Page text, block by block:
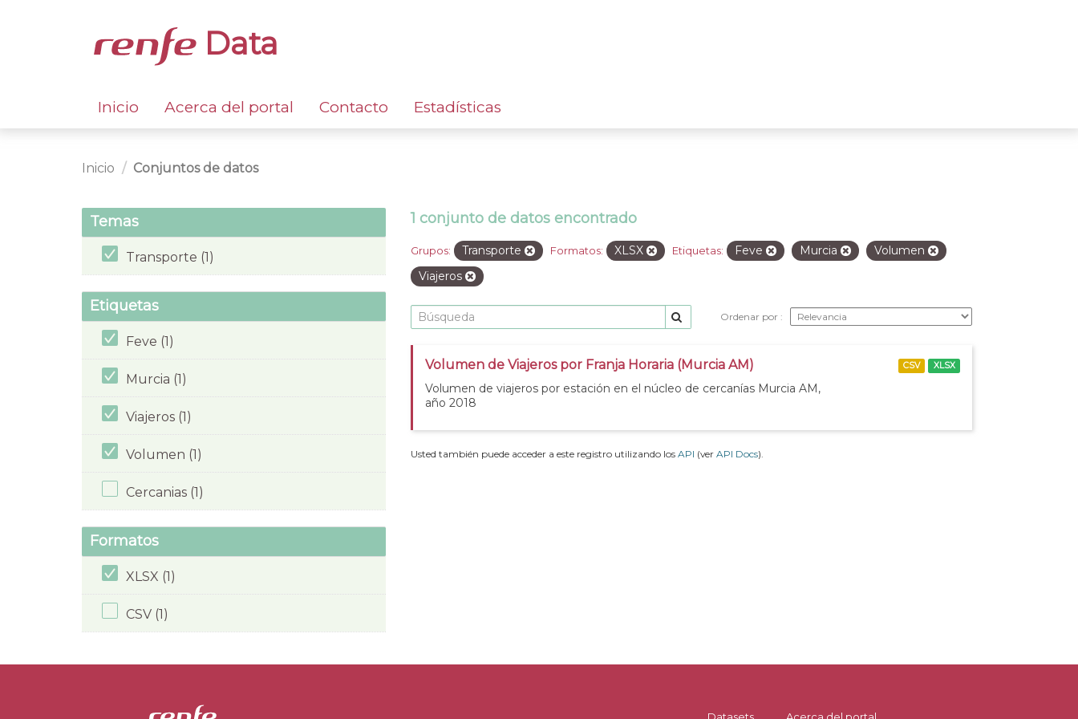
Data
Inicio Acerca del portal Contacto Estadísticas
Inicio Conjuntos de datos
Temas
Transporte (1)
Etiquetas
Feve (1)
Murcia (1)
Viajeros (1)
Volumen (1)
Cercanias (1)
Formatos
XLSX (1)
CSV (1)
1 conjunto de datos encontrado
Grupos: Transporte Formatos: XLSX Etiquetas: Feve Murcia
Volumen
Viajeros
Ordenar por
Volumen de Viajeros por Franja Horaria (Murcia AM)
Volumen de viajeros por estación en el núcleo de cercanías Murcia AM,
año 2018
CSV XLSX
Usted también puede acceder a este registro utilizando los API (ver API Docs).
Datasets Acerca del portal